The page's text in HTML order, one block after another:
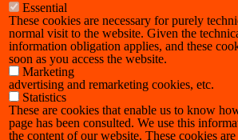
Essential
These cookies are necessary for purely
normal visit to the website. Given the
information obligation applies, and these
soon as you access the website.
Marketing
advertising and remarketing cookies, etc.
Statistics
These are cookies that enable us to know
page has been consulted. We use this
the content of our website. These cookies